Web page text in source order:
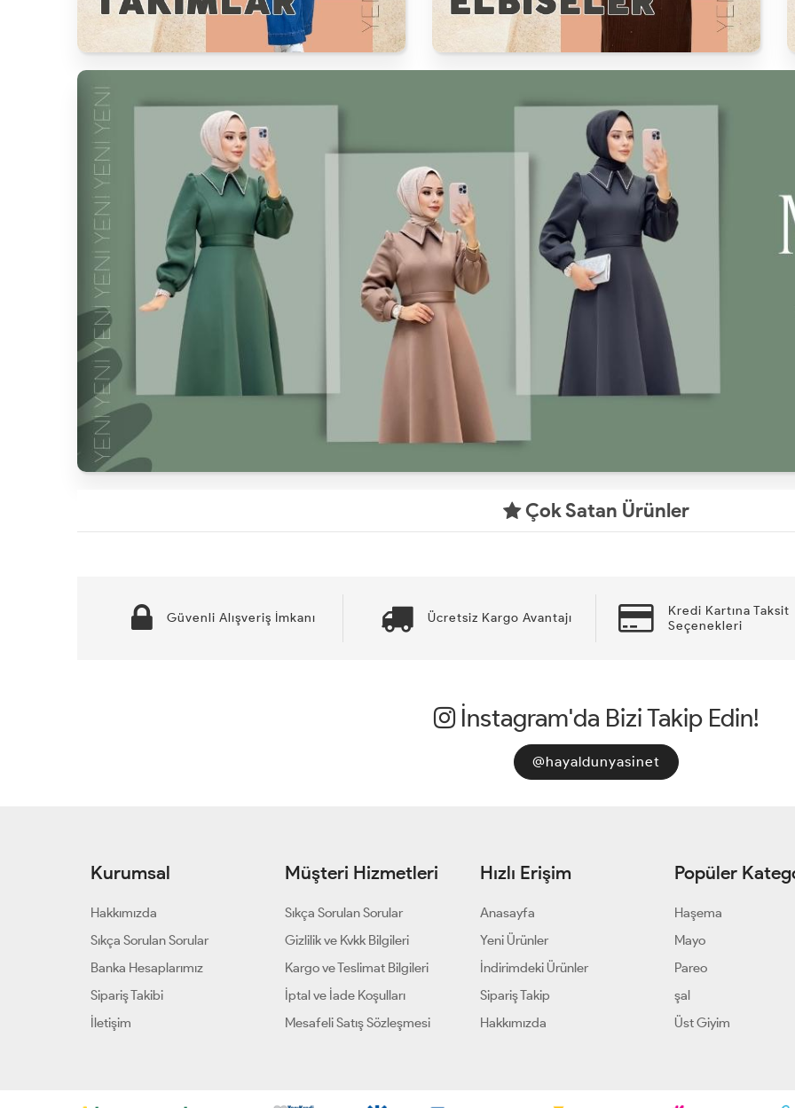
Çok Satan Ürünler
Güvenli Alışveriş İmkanı Ücretsiz Kargo Avantajı
Kredi Kartına Taksit
Seçenekleri
İnstagram'da Bizi Takip Edin!
@hayaldunyasinet
Kurumsal
Hakkımızda
Sıkça Sorulan Sorular
Banka Hesaplarımız
Sipariş Takibi
İletişim
Müşteri Hizmetleri
Sıkça Sorulan Sorular
Gizlilik ve Kvkk Bilgileri
Kargo ve Teslimat Bilgileri
İptal ve İade Koşulları
Mesafeli Satış Sözleşmesi
Hızlı Erişim
Anasayfa
Yeni Ürünler
İndirimdeki Ürünler
Sipariş Takip
Hakkımızda
Popüler
Haşema
Mayo
Pareo
şal
Üst Giyim